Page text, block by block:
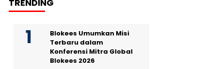
TRENDING
Blokees Umumkan Misi
Terbaru dalam
Konferensi Mitra Global
Blokees 2026